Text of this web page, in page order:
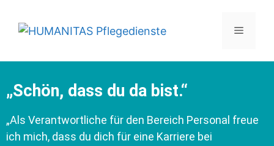
„Schön, dass du da bist.“
„Als Verantwortliche für den Bereich Personal freue
ich mich, dass du dich für eine Karriere bei